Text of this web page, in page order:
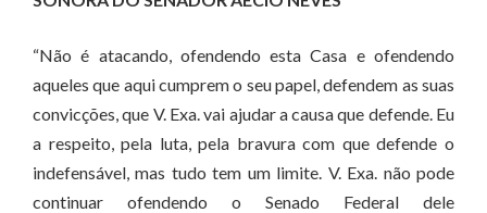
“Não é atacando, ofendendo esta Casa e ofendendo
aqueles que aqui cumprem o seu papel, defendem as suas
convicções, que V. Exa. vai ajudar a causa que defende. Eu
a respeito, pela luta, pela bravura com que defende o
indefensável, mas tudo tem um limite. V. Exa. não pode
continuar ofendendo o Senado Federal dele